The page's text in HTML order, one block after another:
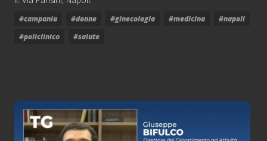
#campania #donne #ginecologia #medicina
#napoli
#policlinico
#salute